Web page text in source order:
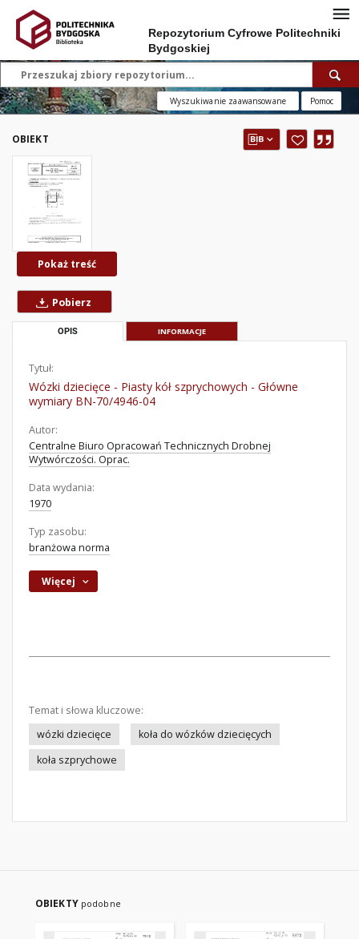
Repozytorium Cyfrowe Politechniki
Bydgoskiej
Wyszukiwanie zaawansowane Pomoc
OBIEKT
Pokaż treść
Pobierz
OPIS INFORMACJE
Tytuł:
Wózki dziecięce - Piasty kół szprychowych - Główne
wymiary BN-70/4946-04
Autor:
Centralne Biuro Opracowań Technicznych Drobnej
Wytwórczości. Oprac.
Data wydania:
1970
Typ zasobu:
branżowa norma
Więcej
Temat i słowa kluczowe:
wózki dziecięce
koła do wózków dziecięcych
koła szprychowe
OBIEKTY podobne